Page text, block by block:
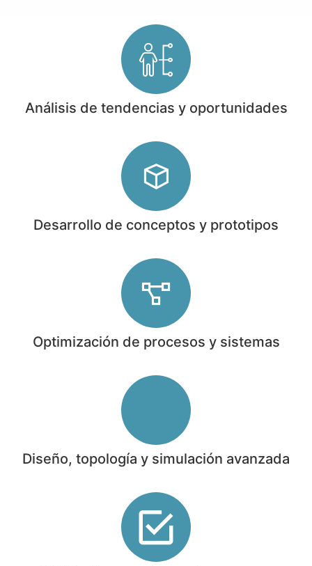
Análisis de tendencias y oportunidades
Desarrollo de conceptos y prototipos
Optimización de procesos y sistemas
Diseño, topología y simulación avanzada